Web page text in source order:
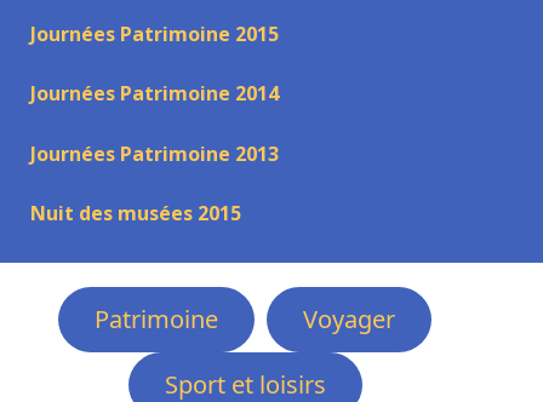
Journées Patrimoine 2015
Journées Patrimoine 2014
Journées Patrimoine 2013
Nuit des musées 2015
Patrimoine
Voyager
Sport et loisirs